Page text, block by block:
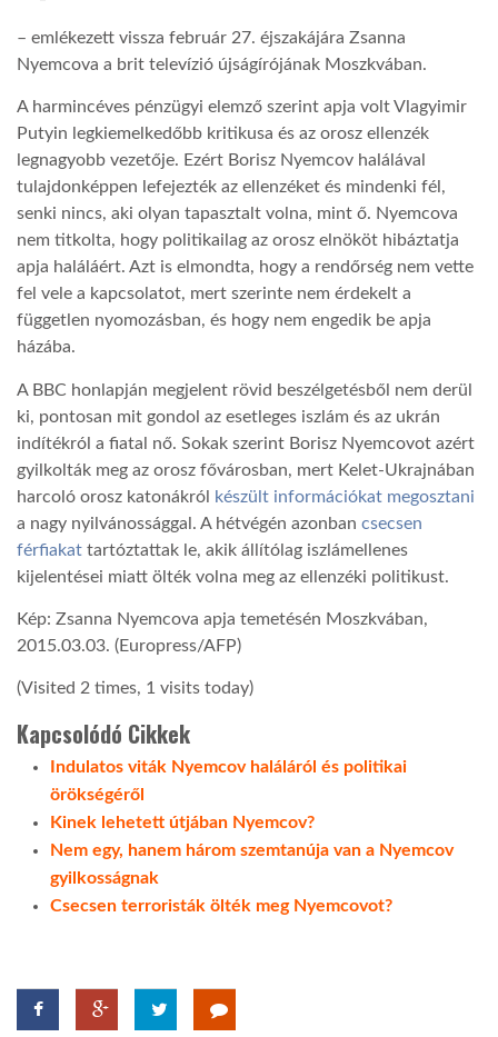
LINKTR.EE
DOBRAVERO.HU
LATIMO.HU
– emlékezett vissza február 27. éjszakájára Zsanna
Nyemcova a brit televízió újságírójának Moszkvában.
A harmincéves pénzügyi elemző szerint apja volt Vlagyimir
Putyin legkiemelkedőbb kritikusa és az orosz ellenzék
legnagyobb vezetője. Ezért Borisz Nyemcov halálával
tulajdonképpen lefejezték az ellenzéket és mindenki fél,
senki nincs, aki olyan tapasztalt volna, mint ő. Nyemcova
nem titkolta, hogy politikailag az orosz elnököt hibáztatja
apja haláláért. Azt is elmondta, hogy a rendőrség nem vette
fel vele a kapcsolatot, mert szerinte nem érdekelt a
független nyomozásban, és hogy nem engedik be apja
házába.
A BBC honlapján megjelent rövid beszélgetésből nem derül
ki, pontosan mit gondol az esetleges iszlám és az ukrán
indítékról a fiatal nő. Sokak szerint Borisz Nyemcovot azért
gyilkolták meg az orosz fővárosban, mert Kelet-Ukrajnában
harcoló orosz katonákról
készült információkat megosztani
a nagy nyilvánossággal. A hétvégén azonban csecsen
férfiakat tartóztattak le, akik állítólag iszlámellenes
kijelentései miatt ölték volna meg az ellenzéki politikust.
Kép: Zsanna Nyemcova apja temetésén Moszkvában,
2015.03.03. (Europress/AFP)
(Visited 2 times, 1 visits today)
Kapcsolódó Cikkek
Indulatos viták Nyemcov haláláról és politikai
örökségéről
Kinek lehetett útjában Nyemcov?
Nem egy, hanem három szemtanúja van a Nyemcov
gyilkosságnak
Csecsen terroristák ölték meg Nyemcovot?